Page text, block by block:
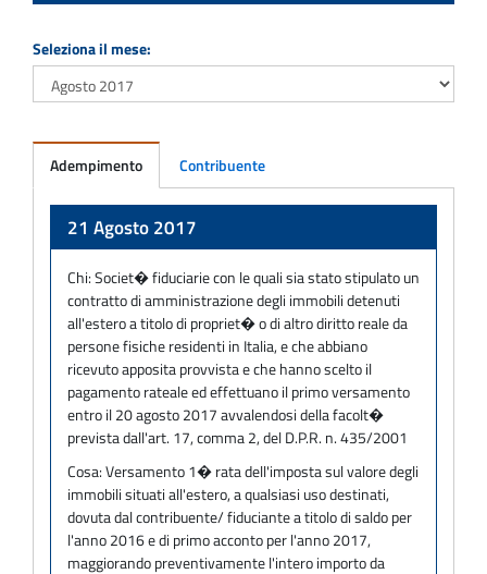
Seleziona il mese:
Adempimento Contribuente
21 Agosto 2017
Chi:Societ� fiduciarie con le quali sia stato stipulato un
contratto di amministrazione degli immobili detenuti
all'estero a titolo di propriet� o di altro diritto reale da
persone fisiche residenti in Italia, e che abbiano
ricevuto apposita provvista e che hanno scelto il
pagamento rateale ed effettuano il primo versamento
entro il 20 agosto 2017 avvalendosi della facolt�
prevista dall'art. 17, comma 2, del D.P.R. n. 435/2001
Cosa:Versamento 1� rata dell'imposta sul valore degli
immobili situati all'estero, a qualsiasi uso destinati,
dovuta dal contribuente/ fiduciante a titolo di saldo per
l'anno 2016 e di primo acconto per l'anno 2017,
maggiorando preventivamente l'intero importo da